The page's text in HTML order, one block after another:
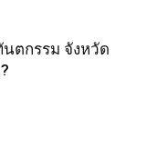
ตกรรม จังหวัด